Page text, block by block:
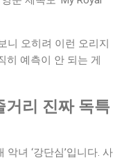
니 오히려 이런 오리지
히 예측이 안 되는 게
거리 진짜 독특
악녀 ‘강단심’입니다. 사